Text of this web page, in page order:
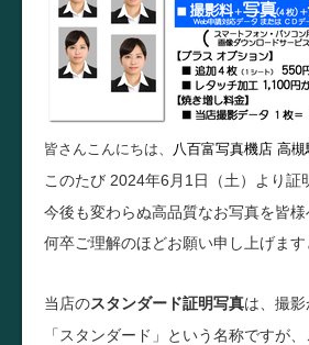
皆さんこんにちは、 八百富写真機店 高槻
このたび 2024年6月1日（土）より
今後も変わらぬ高品質なお写真を皆
何卒ご理解のほどお願い申し上げま
当店のスタンダード証明写真は、撮
「スタンダード」という名称ですが